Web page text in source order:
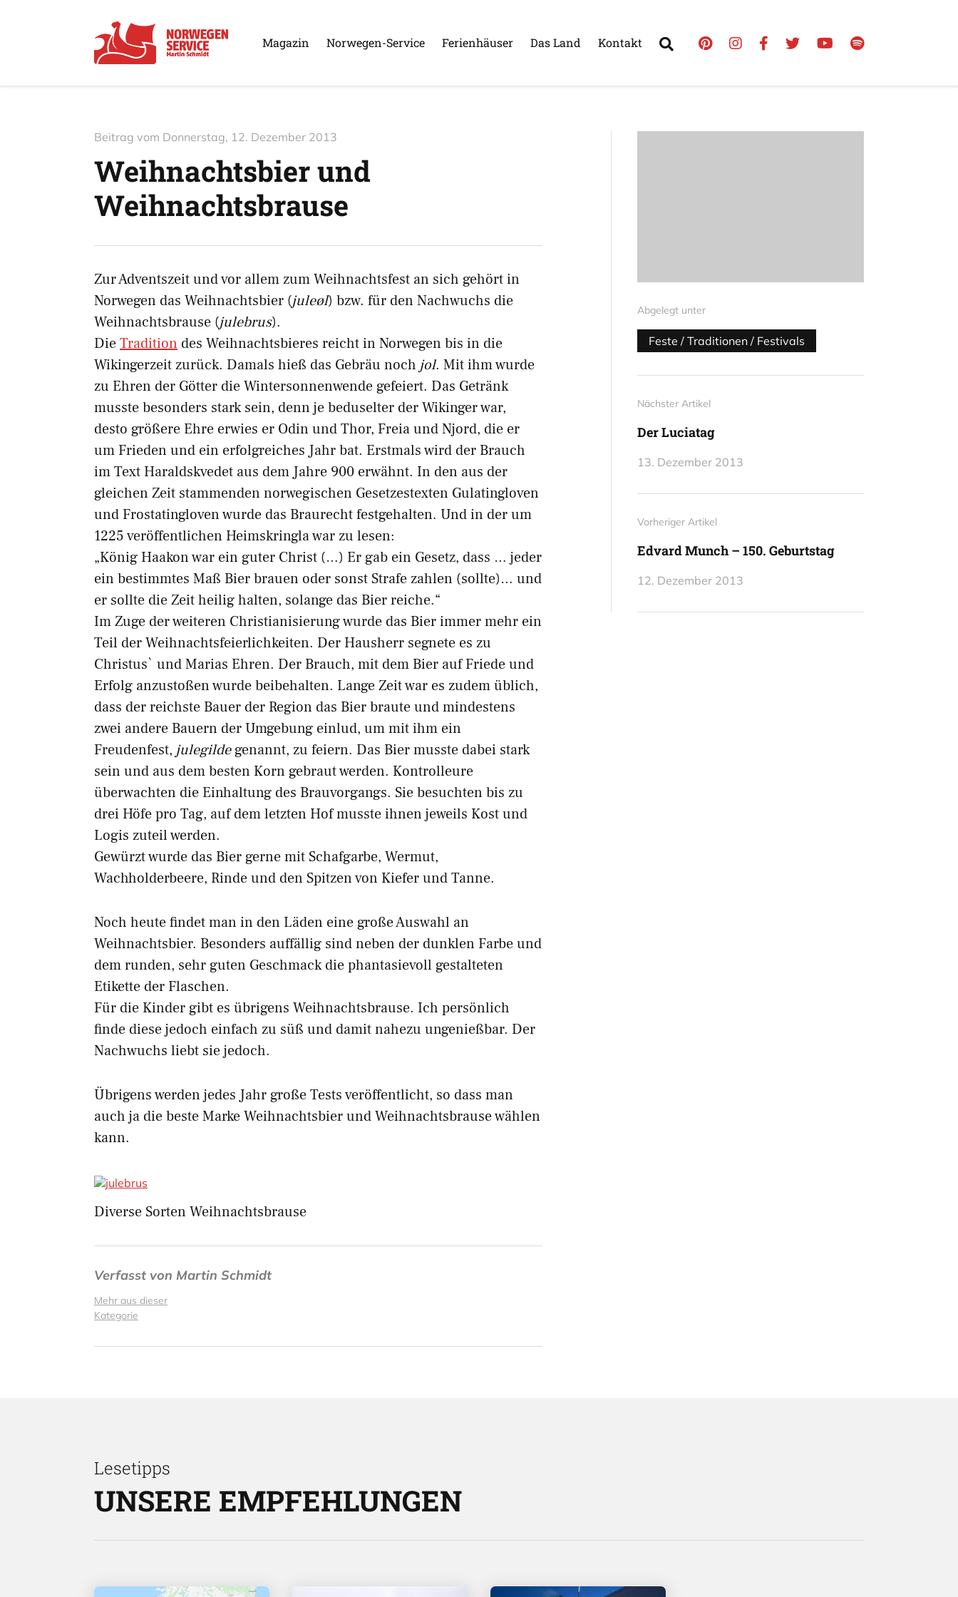
Magazin Norwegen-Service Ferienhäuser Das Land Kontakt
Beitrag vom Donnerstag, 12. Dezember 2013
Weihnachtsbier und
Weihnachtsbrause
Zur Adventszeit und vor allem zum Weihnachtsfest an sich gehört in
Norwegen das Weihnachtsbier (juleøl) bzw. für den Nachwuchs die
Weihnachtsbrause (julebrus).
DieTradition des Weihnachtsbieres reicht in Norwegen bis in die
Wikingerzeit zurück. Damals hieß das Gebräu noch jol. Mit ihm wurde
zu Ehren der Götter die Wintersonnenwende gefeiert. Das Getränk
musste besonders stark sein, denn je beduselter der Wikinger war,
desto größere Ehre erwies er Odin und Thor, Freia und Njord, die er
um Frieden und ein erfolgreiches Jahr bat. Erstmals wird der Brauch
im Text Haraldskvedet aus dem Jahre 900 erwähnt. In den aus der
gleichen Zeit stammenden norwegischen Gesetzestexten Gulatingloven
und Frostatingloven wurde das Braurecht festgehalten. Und in der um
1225 veröffentlichen Heimskringla war zu lesen:
„König Haakon war ein guter Christ (…) Er gab ein Gesetz, dass … jeder
ein bestimmtes Maß Bier brauen oder sonst Strafe zahlen (sollte)… und
er sollte die Zeit heilig halten, solange das Bier reiche.“
Im Zuge der weiteren Christianisierung wurde das Bier immer mehr ein
Teil der Weihnachtsfeierlichkeiten. Der Hausherr segnete es zu
Christus` und Marias Ehren. Der Brauch, mit dem Bier auf Friede und
Erfolg anzustoßen wurde beibehalten. Lange Zeit war es zudem üblich,
dass der reichste Bauer der Region das Bier braute und mindestens
zwei andere Bauern der Umgebung einlud, um mit ihm ein
Freudenfest, julegildegenannt, zu feiern. Das Bier musste dabei stark
sein und aus dem besten Korn gebraut werden. Kontrolleure
überwachten die Einhaltung des Brauvorgangs. Sie besuchten bis zu
drei Höfe pro Tag, auf dem letzten Hof musste ihnen jeweils Kost und
Logis zuteil werden.
Gewürzt wurde das Bier gerne mit Schafgarbe, Wermut,
Wachholderbeere, Rinde und den Spitzen von Kiefer und Tanne.
Noch heute findet man in den Läden eine große Auswahl an
Weihnachtsbier. Besonders auffällig sind neben der dunklen Farbe und
dem runden, sehr guten Geschmack die phantasievoll gestalteten
Etikette der Flaschen.
Für die Kinder gibt es übrigens Weihnachtsbrause. Ich persönlich
finde diese jedoch einfach zu süß und damit nahezu ungenießbar. Der
Nachwuchs liebt sie jedoch.
Übrigens werden jedes Jahr große Tests veröffentlicht, so dass man
auch ja die beste Marke Weihnachtsbier und Weihnachtsbrause wählen
kann.
Diverse Sorten Weihnachtsbrause
Verfasst von Martin Schmidt
Mehr aus dieser
Kategorie
Abgelegt unter
Feste / Traditionen / Festivals
Nächster Artikel
Der Luciatag
13. Dezember 2013
Vorheriger Artikel
Edvard Munch – 150. Geburtstag
12. Dezember 2013
Lesetipps
UNSERE EMPFEHLUNGEN